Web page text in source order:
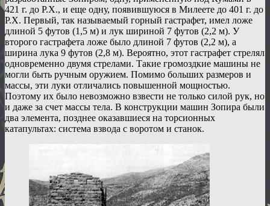
421 г. до Р.Х., и еще одну, появившуюся в Милеете до 401 г. до
Р.Х. Первый, так называемый горный гастрафет, имел ложе
длиной 5 футов (1,5 м) и лук шириной 7 футов (2,2 м). У
второго гастрафета ложе было длиной 7 футов (2,2 м), а
ширина лука 9 футов (2,8 м). Вероятно, этот гастрафет стрелял
одновременно двумя стрелами. Такие громоздкие машины не
могли быть ручным оружием. Помимо больших размеров и
массы, эти луки отличались повышенной мощностью.
Поэтому их было невозможно взвести не только силой рук, но
и даже за счет массы тела. В конструкции машин Зопира были
два элемента, позднее оказавшиеся на торсионных
катапультах: система взвода с воротом и станок.